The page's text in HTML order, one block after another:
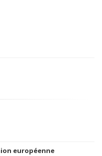
européenne